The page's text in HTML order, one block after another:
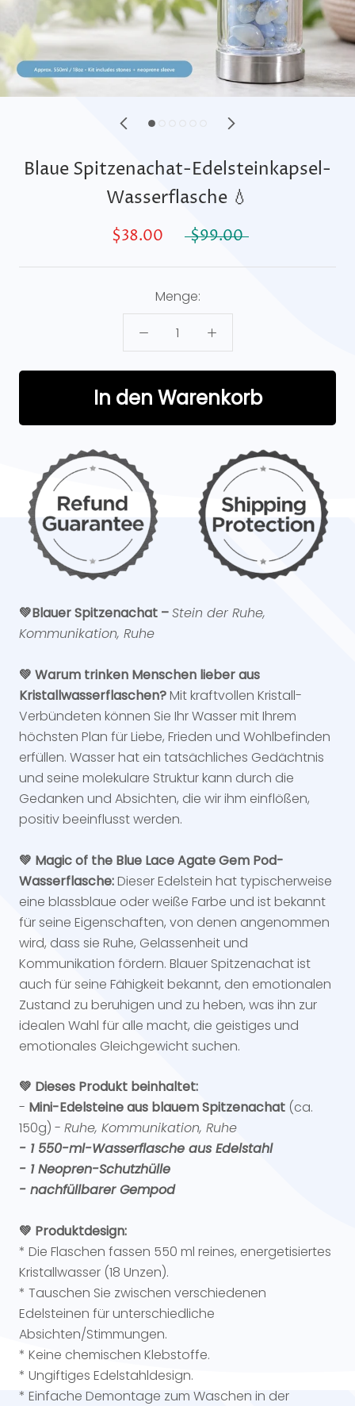
Blaue Spitzenachat-Edelsteinkapsel-
Wasserflasche 💧
$38.00 $99.00
Menge:
In den Warenkorb
💚Blauer Spitzenachat –Stein der Ruhe,
Kommunikation, Ruhe
💚 Warum trinken Menschen lieber aus
Kristallwasserflaschen?Mit kraftvollen Kristall-
Verbündeten können Sie Ihr Wasser mit Ihrem
höchsten Plan für Liebe, Frieden und Wohlbefinden
erfüllen. Wasser hat ein tatsächliches Gedächtnis
und seine molekulare Struktur kann durch die
Gedanken und Absichten, die wir ihm einflößen,
positiv beeinflusst werden.
💚 Magic of the Blue Lace Agate Gem Pod-
Wasserflasche:Dieser Edelstein hat typischerweise
eine blassblaue oder weiße Farbe und ist bekannt
für seine Eigenschaften, von denen angenommen
wird, dass sie Ruhe, Gelassenheit und
Kommunikation fördern. Blauer Spitzenachat ist
auch für seine Fähigkeit bekannt, den emotionalen
Zustand zu beruhigen und zu heben, was ihn zur
idealen Wahl für alle macht, die geistiges und
emotionales Gleichgewicht suchen.
💚 Dieses Produkt beinhaltet:
- Mini-Edelsteine aus blauem Spitzenachat (ca.
150g) - Ruhe, Kommunikation, Ruhe
- 1 550-ml-Wasserflasche aus Edelstahl
- 1 Neopren-Schutzhülle
- nachfüllbarer Gempod
💚 Produktdesign:
* Die Flaschen fassen 550 ml reines, energetisiertes
Kristallwasser (18 Unzen).
* Tauschen Sie zwischen verschiedenen
Edelsteinen für unterschiedliche
Absichten/Stimmungen.
* Keine chemischen Klebstoffe.
* Ungiftiges Edelstahldesign.
* Einfache Demontage zum Waschen in der